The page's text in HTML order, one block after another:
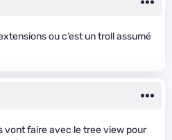
ou c’est un troll assumé
vont faire avec le tree view pour